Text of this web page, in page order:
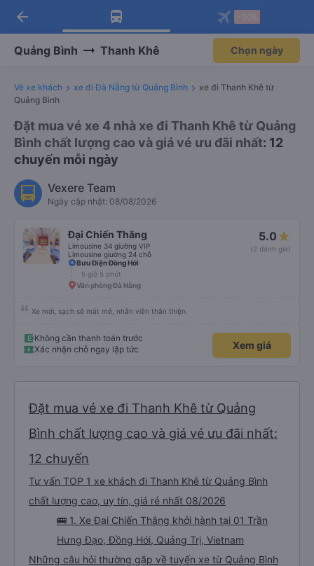
Tải app Vexere ngay!
Nhận ưu đãi thành viên độc
Mở app
Tải app Vexere
-30k/ghế khi đặt vé máy bay qua
Mở app
arrow_back
Quảng Bình Thanh Khê Chọn ngày
Vé xe khách xe đi Đà Nẵng từ Quảng Bình
xe đi Thanh Khê từ
Quảng Bình
Đặt mua vé xe 4 nhà xe đi Thanh Khê từ Quảng
Bình chất lượng cao và giá vé ưu đãi nhất: 12
chuyến mỗi ngày
Vexere Team
Ngày cập nhật: 08/08/2026
Đại Chiến Thắng
Limousine 34 giường VIP
Limousine giường 24 chỗ
5.0
(2 đánh giá)
Bưu Điện Đồng Hới
5 giờ 5 phút
Văn phòng Đà Nẵng
Xe mới, sạch sẽ mát mẻ, nhân viên thân thiện.
Không cần thanh toán trước
Xác nhận chỗ ngay lập tức
Xem giá
Đặt mua vé xe đi Thanh Khê từ Quảng
Bình chất lượng cao và giá vé ưu đãi nhất:
12 chuyến
Tư vấn TOP 1 xe khách đi Thanh Khê từ Quảng Bình
chất lượng cao, uy tín, giá rẻ nhất 08/2026
🚌 1. Xe Đại Chiến Thắng khởi hành tại 01 Trần
Hưng Đạo, Đồng Hới, Quảng Trị, Vietnam
Những câu hỏi thường gặp về tuyến xe từ Quảng Bình